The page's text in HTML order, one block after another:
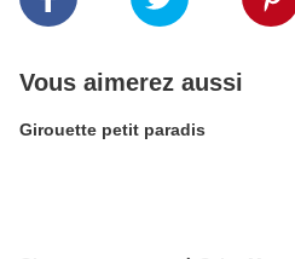
Vous aimerez aussi
Girouette petit paradis